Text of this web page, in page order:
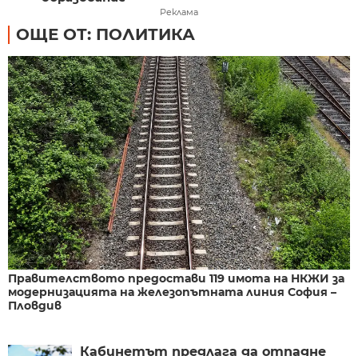
Реклама
ОЩЕ ОТ: ПОЛИТИКА
Правителството предостави 119 имота на НКЖИ за
модернизацията на железопътната линия София –
Пловдив
Кабинетът предлага да отпадне